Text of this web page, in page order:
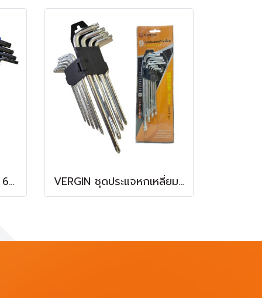
Euro king tools ประแจ 6 เหลี่ยมหัวดาว 9 ชิ้น VERGIN ชุดประแจหกเหลี่ยมหัวดาว 9 ตัว/ชุด